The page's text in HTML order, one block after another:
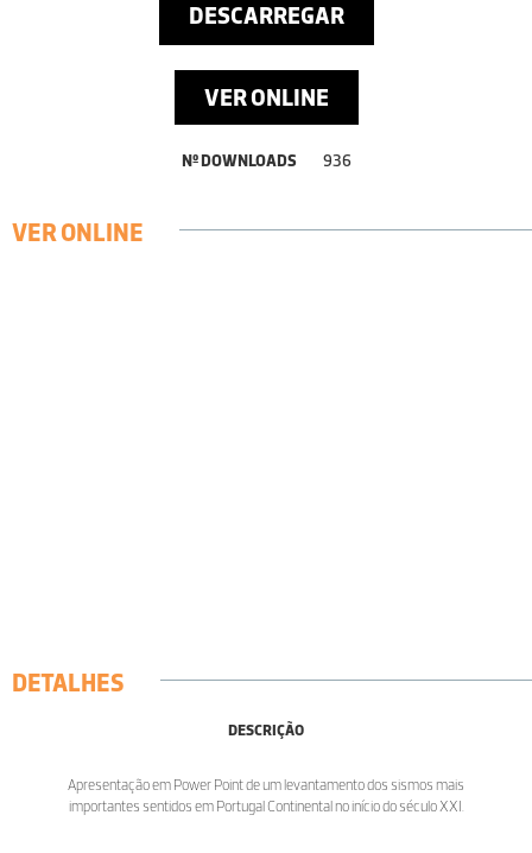
DESCARREGAR
VER ONLINE
Nº DOWNLOADS 936
VER ONLINE
DETALHES
DESCRIÇÃO
Apresentação em Power Point de um levantamento dos sismos mais
importantes sentidos em Portugal Continental no início do século XXI.